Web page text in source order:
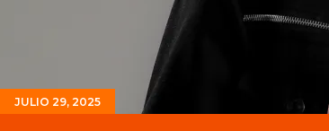
JULIO 29, 2025